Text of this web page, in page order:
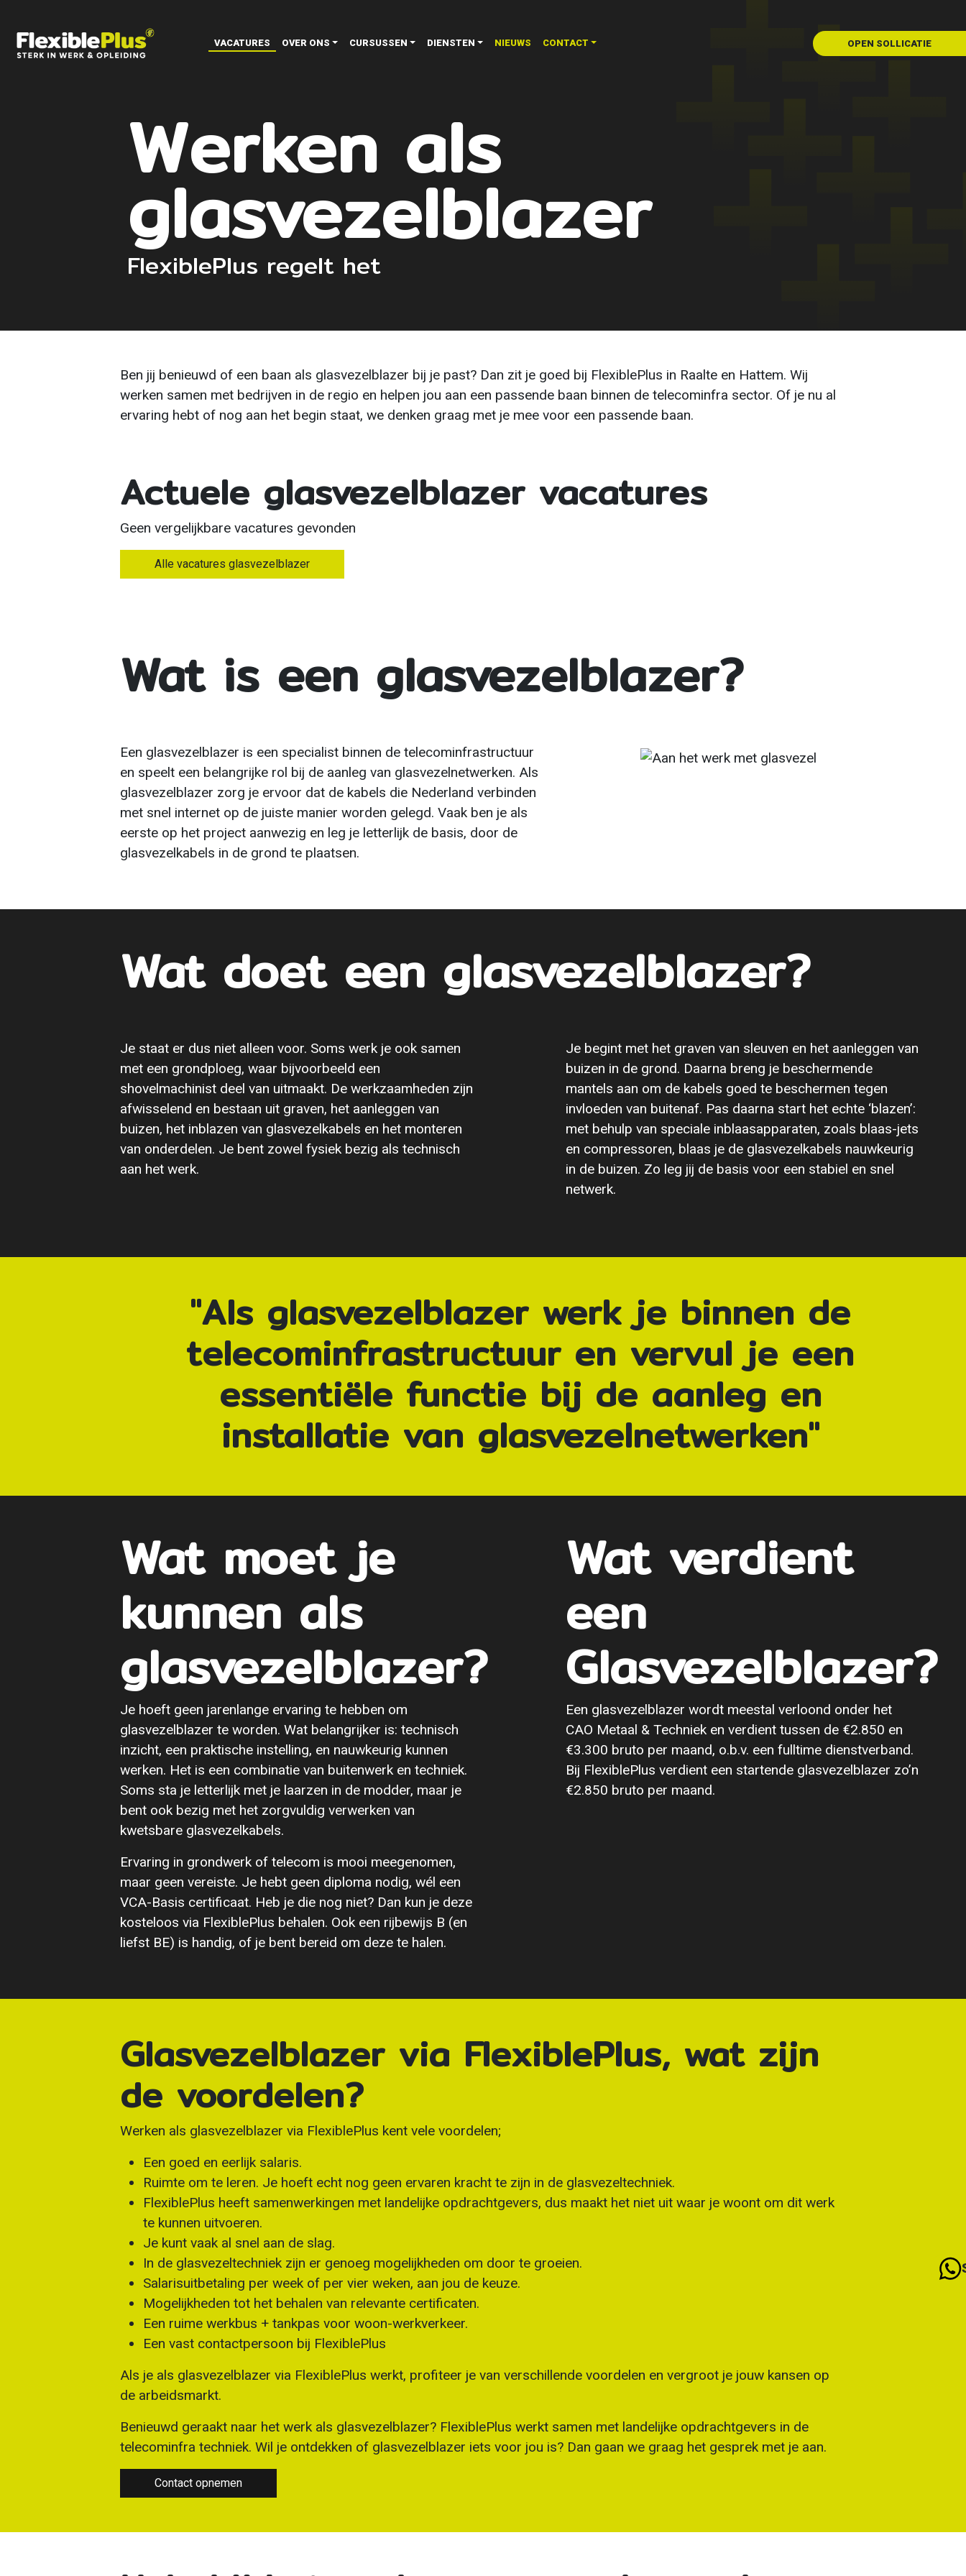
VACATURES OVER ONS CURSUSSEN DIENSTEN NIEUWS CONTACT OPEN SOLLICATIE
Werken als
glasvezelblazer
FlexiblePlus regelt het
Ben jij benieuwd of een baan als glasvezelblazer bij je past? Dan zit je goed bij FlexiblePlus in Raalte en Hattem. Wij
werken samen met bedrijven in de regio en helpen jou aan een passende baan binnen de telecominfra sector. Of je nu al
ervaring hebt of nog aan het begin staat, we denken graag met je mee voor een passende baan.
Actuele glasvezelblazer vacatures
Geen vergelijkbare vacatures gevonden
Alle vacatures glasvezelblazer
Wat is een glasvezelblazer?
Een glasvezelblazer is een specialist binnen de telecominfrastructuur
en speelt een belangrijke rol bij de aanleg van glasvezelnetwerken. Als
glasvezelblazer zorg je ervoor dat de kabels die Nederland verbinden
met snel internet op de juiste manier worden gelegd. Vaak ben je als
eerste op het project aanwezig en leg je letterlijk de basis, door de
glasvezelkabels in de grond te plaatsen.
Wat doet een glasvezelblazer?
Je staat er dus niet alleen voor. Soms werk je ook samen
met een grondploeg, waar bijvoorbeeld een
shovelmachinist deel van uitmaakt. De werkzaamheden zijn
afwisselend en bestaan uit graven, het aanleggen van
buizen, het inblazen van glasvezelkabels en het monteren
van onderdelen. Je bent zowel fysiek bezig als technisch
aan het werk.
Je begint met het graven van sleuven en het aanleggen van
buizen in de grond. Daarna breng je beschermende
mantels aan om de kabels goed te beschermen tegen
invloeden van buitenaf. Pas daarna start het echte ‘blazen’:
met behulp van speciale inblaasapparaten, zoals blaas-jets
en compressoren, blaas je de glasvezelkabels nauwkeurig
in de buizen. Zo leg jij de basis voor een stabiel en snel
netwerk.
"Als glasvezelblazer werk je binnen de
telecominfrastructuur en vervul je een
essentiële functie bij de aanleg en
installatie van glasvezelnetwerken"
Wat moet je
kunnen als
glasvezelblazer?
Je hoeft geen jarenlange ervaring te hebben om
glasvezelblazer te worden. Wat belangrijker is: technisch
inzicht, een praktische instelling, en nauwkeurig kunnen
werken. Het is een combinatie van buitenwerk en techniek.
Soms sta je letterlijk met je laarzen in de modder, maar je
bent ook bezig met het zorgvuldig verwerken van
kwetsbare glasvezelkabels.
Ervaring in grondwerk of telecom is mooi meegenomen,
maar geen vereiste. Je hebt geen diploma nodig, wél een
VCA-Basis certificaat. Heb je die nog niet? Dan kun je deze
kosteloos via FlexiblePlus behalen. Ook een rijbewijs B (en
liefst BE) is handig, of je bent bereid om deze te halen.
Wat verdient
een
Glasvezelblazer?
Een glasvezelblazer wordt meestal verloond onder het
CAO Metaal & Techniek en verdient tussen de €2.850 en
€3.300 bruto per maand, o.b.v. een fulltime dienstverband.
Bij FlexiblePlus verdient een startende glasvezelblazer zo’n
€2.850 bruto per maand.
Glasvezelblazer via FlexiblePlus, wat zijn
de voordelen?
Werken als glasvezelblazer via FlexiblePlus kent vele voordelen;
Een goed en eerlijk salaris.
Ruimte om te leren. Je hoeft echt nog geen ervaren kracht te zijn in de glasvezeltechniek.
FlexiblePlus heeft samenwerkingen met landelijke opdrachtgevers, dus maakt het niet uit waar je woont om dit werk
te kunnen uitvoeren.
Je kunt vaak al snel aan de slag.
In de glasvezeltechniek zijn er genoeg mogelijkheden om door te groeien.
Salarisuitbetaling per week of per vier weken, aan jou de keuze.
Mogelijkheden tot het behalen van relevante certificaten.
Een ruime werkbus + tankpas voor woon-werkverkeer.
Een vast contactpersoon bij FlexiblePlus
Als je als glasvezelblazer via FlexiblePlus werkt, profiteer je van verschillende voordelen en vergroot je jouw kansen op
de arbeidsmarkt.
Benieuwd geraakt naar het werk als glasvezelblazer? FlexiblePlus werkt samen met landelijke opdrachtgevers in de
telecominfra techniek. Wil je ontdekken of glasvezelblazer iets voor jou is? Dan gaan we graag het gesprek met je aan.
Contact opnemen